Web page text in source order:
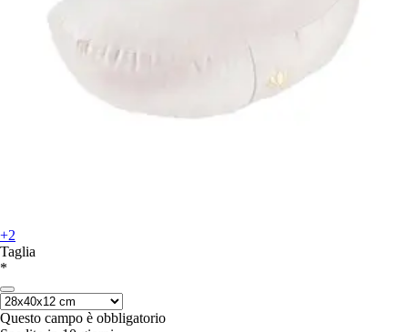
+2
Taglia
*
Questo campo è obbligatorio